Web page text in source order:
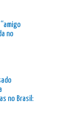
no
no Brasil: